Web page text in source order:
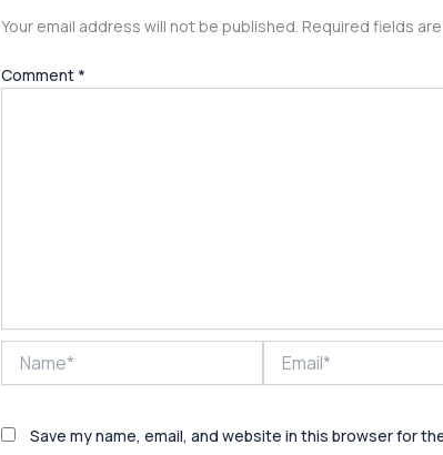
Your email address will not be published. Required fields
Comment *
Save my name, email, and website in this browser for